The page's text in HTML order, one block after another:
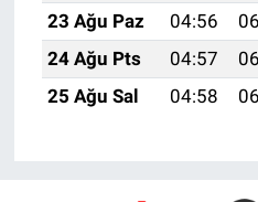
23 Ağu Paz
04:56
24 Ağu Pts
04:57
25 Ağu Sal
04:58